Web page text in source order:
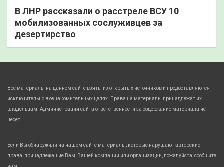
В ЛНР рассказали о расстреле ВСУ 10
мобилизованных сослуживцев за
дезертирство
Все материалы на данном сайте взяты из открытых источников и предоставляются
исключительно в ознакомительных целях. Права на материалы принадлежат их
владельцам. Администрация сайта ответственности за содержание материала не
несет.
Если Вы обнаружили на нашем сайте материалы, которые нарушают авторские
права, принадлежащие Вам, Вашей компании или организации, пожалуйста, сообщите
нам.